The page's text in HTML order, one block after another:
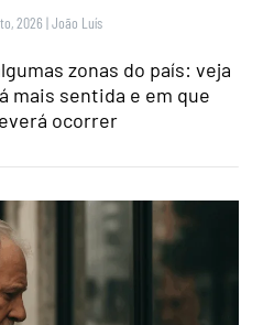
2026 |João Luís
zonas do país: veja
mais sentida e em que
ocorrer